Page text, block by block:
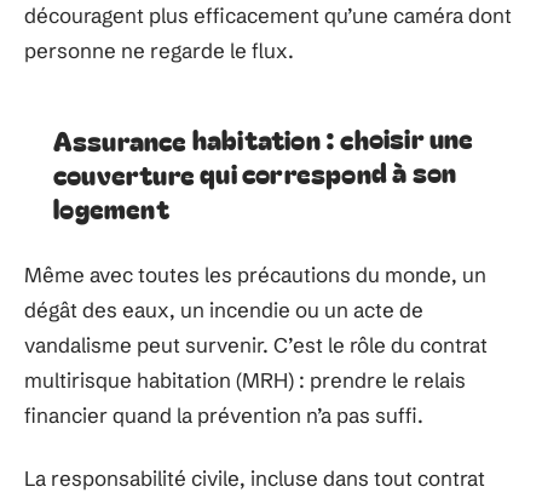
découragent plus efficacement qu’une caméra dont
personne ne regarde le flux.
Assurance habitation : choisir une
couverture qui correspond à son
logement
Même avec toutes les précautions du monde, un
dégât des eaux, un incendie ou un acte de
vandalisme peut survenir. C’est le rôle du contrat
multirisque habitation (MRH) : prendre le relais
financier quand la prévention n’a pas suffi.
La responsabilité civile, incluse dans tout contrat